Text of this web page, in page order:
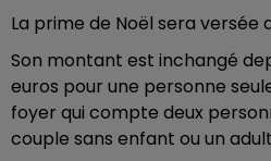
La prime de Noël sera versée
Son montant est inchangé
euros pour une personne
foyer qui compte deux
couple sans enfant ou un